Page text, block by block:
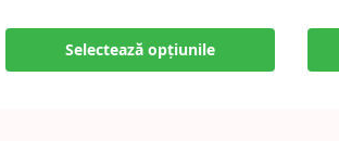
Selectează opțiunile